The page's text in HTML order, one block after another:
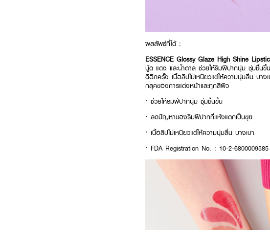
ผลลัพธ์ที่ได้ :
ESSENCE Glossy Glaze High Shine
นู้ด แดง และน้ำตาล ช่วยให้ริมฝีปากนุ่ม ชุ่มชื้น
ดีอีกครั้ง เนื้อลิปไม่เหนียวแต่ให้ความนุ่มลื่น บาง
กลุคของการแต่งหน้าและทุกสีผิว
· ช่วยให้ริมฝีปากนุ่ม ชุ่มชื้นขึ้น
· ลดปัญหาของริมฝีปากที่แห้งแตกเป็นขุย
· เนื้อลิปไม่เหนียวแต่ให้ความนุ่มลื่น บางเบา
· FDA Registration No. : 10-2-6800009585